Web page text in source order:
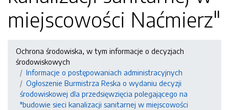
miejscowości Naćmierz"
Ochrona środowiska, w tym informacje o decyzjach
środowiskowych
Informacje o postępowaniach administracyjnych
Ogłoszenie Burmistrza Reska o wydaniu decyzji
środowiskowej dla przedsięwzięcia polegającego na
"budowie sieci kanalizacji sanitarnej w miejscowości